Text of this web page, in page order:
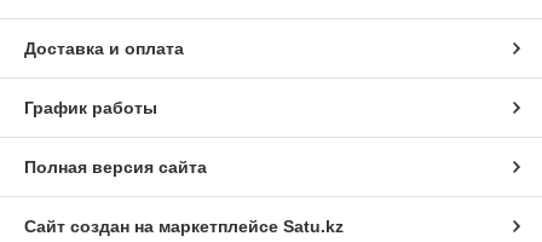
Доставка и оплата
График работы
Полная версия сайта
Сайт создан на маркетплейсе Satu.kz